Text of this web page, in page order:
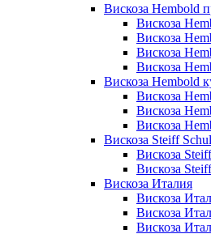
Вискоза Hembold
Вискоза
Вискоза
Вискоза
Вискоза
Вискоза Hembold
Вискоза
Вискоза
Вискоза
Вискоза Steiff
Вискоза
Вискоза
Вискоза Италия
Вискоза
Вискоза
Вискоза